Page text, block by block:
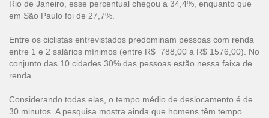
Rio de Janeiro, esse percentual chegou a 34,4%, enquanto que
em São Paulo foi de 27,7%.
Entre os ciclistas entrevistados predominam pessoas com renda
entre 1 e 2 salários mínimos (entre R$ 788,00 a R$ 1576,00). No
conjunto das 10 cidades 30% das pessoas estão nessa faixa de
renda.
Considerando todas elas, o tempo médio de deslocamento é de
30 minutos. A pesquisa mostra ainda que homens têm tempo